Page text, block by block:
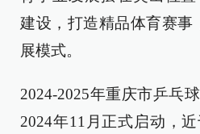
建设，打造精品体育赛事
展模式。
2024-2025年重庆市乒乓
2024年11月正式启动，